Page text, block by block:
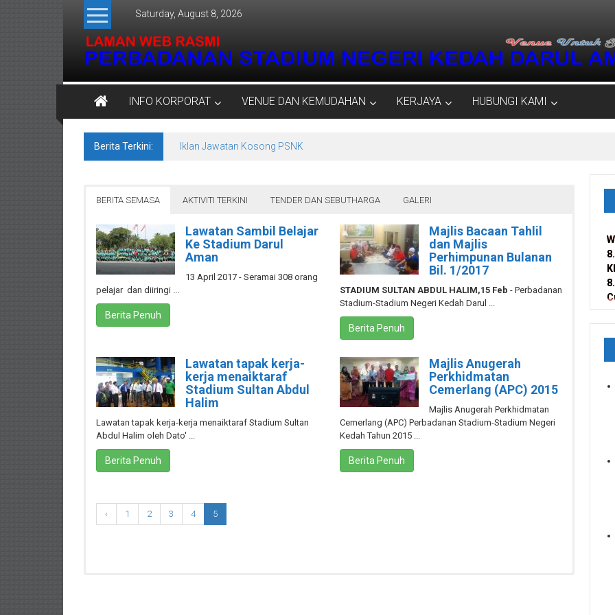
content
Saturday, August 8, 2026
Perbadanan
Stadium
Negeri
Venue
Semua
INFO KORPORAT VENUE DAN KEMUDAHAN KERJAYA HUBUNGI KAMI
Berita Terkini: Iklan Jawatan Kosong PSNK
BERITA SEMASA AKTIVITI TERKINI TENDER DAN SEBUTHARGA GALERI
Lawatan Sambil Belajar
Ke Stadium Darul
Aman
13 April 2017 - Seramai 308 orang
pelajar dan diiringi ...
Berita Penuh
Majlis Bacaan Tahlil
dan Majlis
Perhimpunan Bulanan
Bil. 1/2017
STADIUM SULTAN ABDUL HALIM,15 Feb - Perbadanan
Stadium-Stadium Negeri Kedah Darul ...
Berita Penuh
Lawatan tapak kerja-
kerja menaiktaraf
Stadium Sultan Abdul
Halim
Lawatan tapak kerja-kerja menaiktaraf Stadium Sultan
Abdul Halim oleh Dato' ...
Berita Penuh
Majlis Anugerah
Perkhidmatan
Cemerlang (APC) 2015
Majlis Anugerah Perkhidmatan
Cemerlang (APC) Perbadanan Stadium-Stadium Negeri
Kedah Tahun 2015 ...
Berita Penuh
‹ 1 2 3 4 5